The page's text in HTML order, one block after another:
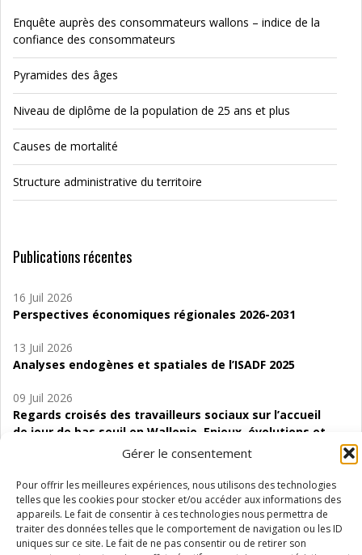
Gérer le consentement
Pour offrir les meilleures expériences, nous utilisons des technologies
telles que les cookies pour stocker et/ou accéder aux informations des
appareils. Le fait de consentir à ces technologies nous permettra de
traiter des données telles que le comportement de navigation ou les ID
uniques sur ce site. Le fait de ne pas consentir ou de retirer son
Enquête auprès des consommateurs wallons – indice de la
confiance des consommateurs
Pyramides des âges
Niveau de diplôme de la population de 25 ans et plus
Causes de mortalité
Structure administrative du territoire
Publications récentes
16 Juil 2026
Perspectives économiques régionales 2026-2031
13 Juil 2026
Analyses endogènes et spatiales de l’ISADF 2025
09 Juil 2026
Regards croisés des travailleurs sociaux sur l’accueil
de jour de bas seuil en Wallonie. Enjeux, évolutions et
06 Juil 2026
Étude d’évaluabilité des Structures
d’accompagnement à l’autocréation d’emploi (SAACE)
01 Juil 2026